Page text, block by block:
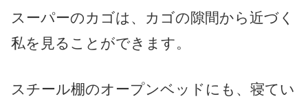
スーパーのカゴは、カゴの隙間から近づく
私を見ることができます。
スチール棚のオープンベッドにも、寝てい